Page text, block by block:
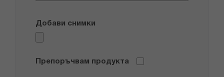
Добави снимки
Препоръчвам продукта